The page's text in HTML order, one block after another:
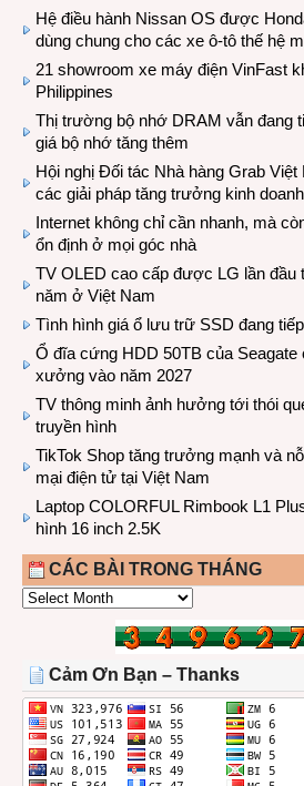
Hệ điều hành Nissan OS được
dùng chung cho các xe ô-tô thế hệ
21 showroom xe máy điện VinFast
Philippines
Thị trường bộ nhớ DRAM vẫn đang
giá bộ nhớ tăng thêm
Hội nghị Đối tác Nhà hàng Grab
các giải pháp tăng trưởng kinh doanh
Internet không chỉ cần nhanh, mà
ổn định ở mọi góc nhà
TV OLED cao cấp được LG lần đầu
năm ở Việt Nam
Tình hình giá ổ lưu trữ SSD đang
Ổ đĩa cứng HDD 50TB của Seagate
xưởng vào năm 2027
TV thông minh ảnh hưởng tới thói
truyền hình
TikTok Shop tăng trưởng mạnh và
mại điện tử tại Việt Nam
Laptop COLORFUL Rimbook L1
hình 16 inch 2.5K
CÁC BÀI TRONG THÁNG
CÁC
THÁNG
Cảm Ơn Bạn – Thanks